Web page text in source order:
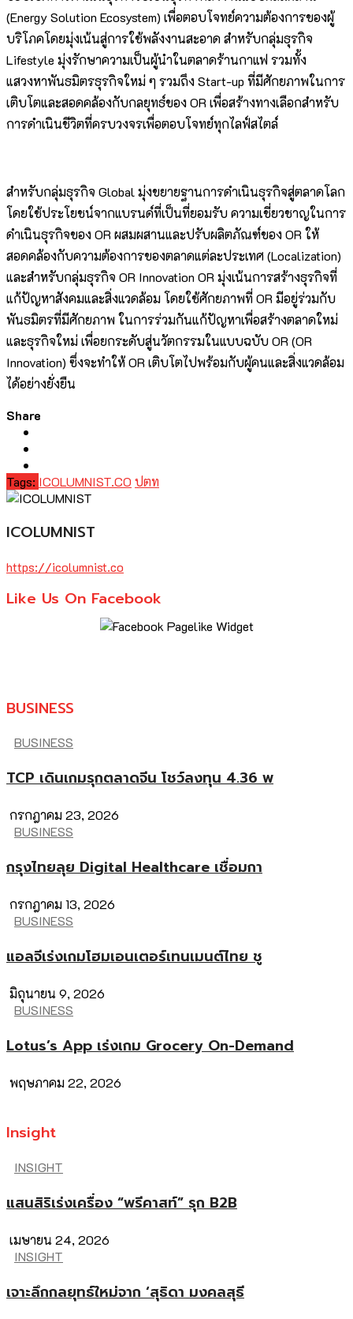
(Energy Solution Ecosystem) เพื่อตอบโจทย์ความต้องการของผู้
บริโภคโดยมุ่งเน้นสู่การใช้พลังงานสะอาด สำหรับกลุ่มธุรกิจ
Lifestyle มุ่งรักษาความเป็นผู้นำในตลาดร้านกาแฟ รวมทั้ง
แสวงหาพันธมิตรธุรกิจใหม่ ๆ รวมถึง Start-up ที่มีศักยภาพในการ
เติบโตและสอดคล้องกับกลยุทธ์ของ OR เพื่อสร้างทางเลือกสำหรับ
การดำเนินชีวิตที่ครบวงจรเพื่อตอบโจทย์ทุกไลฟ์สไตล์
สำหรับกลุ่มธุรกิจ Global มุ่งขยายฐานการดำเนินธุรกิจสู่ตลาดโลก
โดยใช้ประโยชน์จากแบรนด์ที่เป็นที่ยอมรับ ความเชี่ยวชาญในการ
ดำเนินธุรกิจของ OR ผสมผสานและปรับผลิตภัณฑ์ของ OR ให้
สอดคล้องกับความต้องการของตลาดแต่ละประเทศ (Localization)
และสำหรับกลุ่มธุรกิจ OR Innovation OR มุ่งเน้นการสร้างธุรกิจที่
แก้ปัญหาสังคมและสิ่งแวดล้อม โดยใช้ศักยภาพที่ OR มีอยู่ร่วมกับ
พันธมิตรที่มีศักยภาพ ในการร่วมกันแก้ปัญหาเพื่อสร้างตลาดใหม่
และธุรกิจใหม่ เพื่อยกระดับสู่นวัตกรรมในแบบฉบับ OR (OR
Innovation) ซึ่งจะทำให้ OR เติบโตไปพร้อมกับผู้คนและสิ่งแวดล้อม
ได้อย่างยั่งยืน
Share
Tags: ICOLUMNIST.CO ปตท
ICOLUMNIST
https://icolumnist.co
Like Us On Facebook
BUSINESS
BUSINESS
TCP เดินเกมรุกตลาดจีน โชว์ลงทุน 4.36 พ
กรกฎาคม 23, 2026
BUSINESS
กรุงไทยลุย Digital Healthcare เชื่อมกา
กรกฎาคม 13, 2026
BUSINESS
แอลจีเร่งเกมโฮมเอนเตอร์เทนเมนต์ไทย ชู
มิถุนายน 9, 2026
BUSINESS
Lotus’s App เร่งเกม Grocery On-Demand
พฤษภาคม 22, 2026
Insight
INSIGHT
แสนสิริเร่งเครื่อง “พรีคาสท์” รุก B2B
เมษายน 24, 2026
INSIGHT
เจาะลึกกลยุทธ์ใหม่จาก ‘สุธิดา มงคลสุธี